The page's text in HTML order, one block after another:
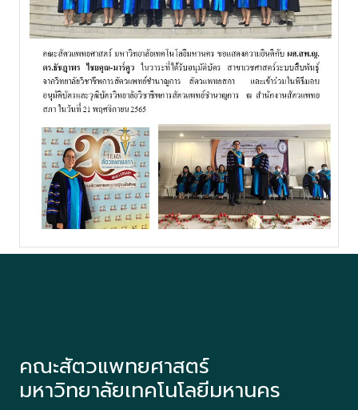
คณะสัตวแพทยศาสตร์
มหาวิทยาลัยเทคโนโลยีมหานคร